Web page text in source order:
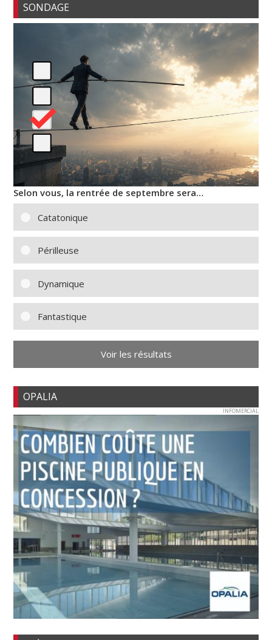
SONDAGE
Selon vous, la rentrée de septembre sera…
Catatonique
Périlleuse
Dynamique
Fantastique
Voir les résultats
OPALIA
INFOMERCIAL